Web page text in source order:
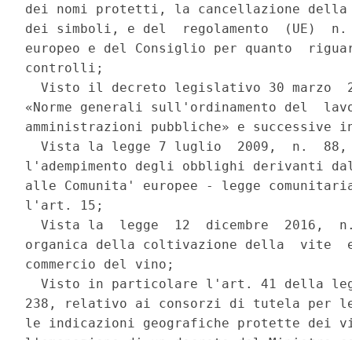
dei nomi protetti, la cancellazione
dei simboli, e del  regolamento  (UE)  n.
europeo e del Consiglio per quanto
controlli;
Visto il decreto legislativo 30 marzo
«Norme generali sull'ordinamento del
amministrazioni pubbliche» e
Vista la legge 7 luglio  2009,  n.
l'adempimento degli obblighi derivanti
alle Comunita' europee - legge
l'art. 15;
Vista la  legge  12  dicembre  2016,
organica della coltivazione della  vite
commercio del vino;
Visto in particolare l'art. 41 della
238, relativo ai consorzi di tutela per
le indicazioni geografiche protette dei